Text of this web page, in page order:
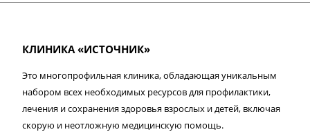
КЛИНИКА «ИСТОЧНИК»
Это многопрофильная клиника, обладающая уникальным
набором всех необходимых ресурсов для профилактики,
лечения и сохранения здоровья взрослых и детей, включая
скорую и неотложную медицинскую помощь.